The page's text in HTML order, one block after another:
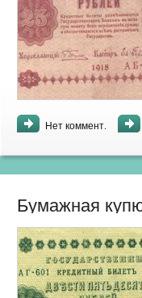
Нет коммент.
Бумажная